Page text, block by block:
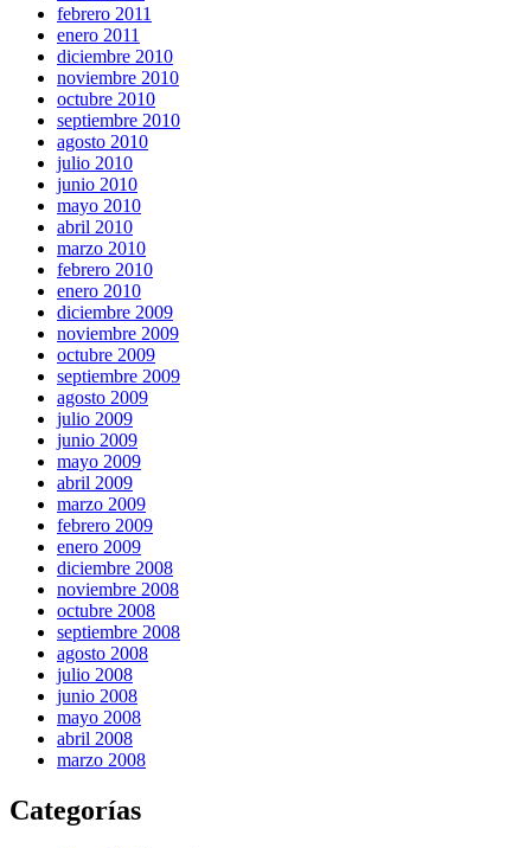
febrero 2011
enero 2011
diciembre 2010
noviembre 2010
octubre 2010
septiembre 2010
agosto 2010
julio 2010
junio 2010
mayo 2010
abril 2010
marzo 2010
febrero 2010
enero 2010
diciembre 2009
noviembre 2009
octubre 2009
septiembre 2009
agosto 2009
julio 2009
junio 2009
mayo 2009
abril 2009
marzo 2009
febrero 2009
enero 2009
diciembre 2008
noviembre 2008
octubre 2008
septiembre 2008
agosto 2008
julio 2008
junio 2008
mayo 2008
abril 2008
marzo 2008
Categorías